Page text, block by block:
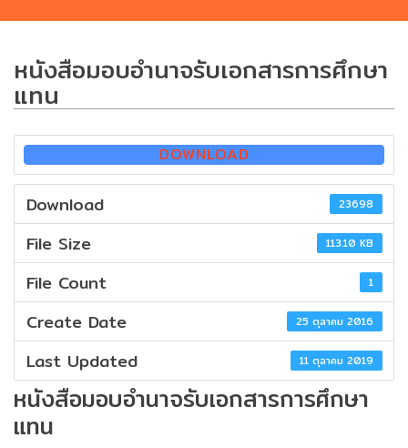
บริการ
ดาวน์โหลด
อาจารย์/
เจ้า
หน้าที่
บุคลากร
กบศ.
สถิติ/
ปฏิทิน
การ
ศึกษา
เกี่ยว
กับ
กบศ.
วิสัย
ทัศน์
โครงสร้าง
การ
บริหาร
คณะ
บริหาร
หน่วย
งาน
ภายใน
กลุ่ม
ติดต่อ
หนังสือมอบอำนาจรับเอกสารการศึกษา
แทน
DOWNLOAD
Download 23698
File Size 113.10 KB
File Count 1
Create Date 25 ตุลาคม 2016
Last Updated 11 ตุลาคม 2019
หนังสือมอบอำนาจรับเอกสารการศึกษา
แทน